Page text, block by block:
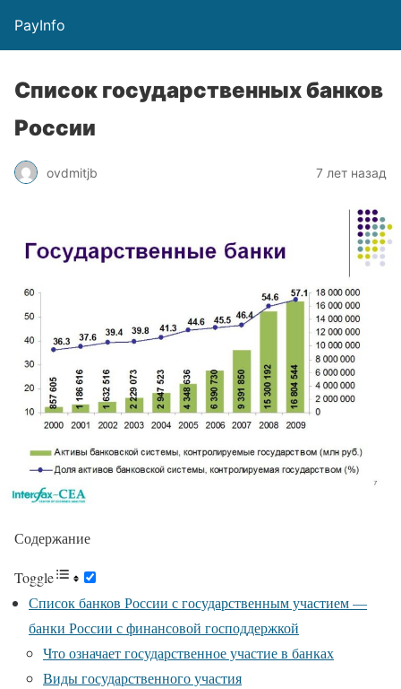
PayInfo
Список государственных банков
России
ovdmitjb 7 лет назад
Содержание
Toggle
Список банков России с государственным участием —
банки России с финансовой господдержкой
Что означает государственное участие в банках
Виды государственного участия